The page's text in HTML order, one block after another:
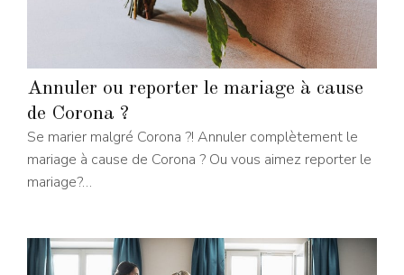
Annuler ou reporter le mariage à cause
de Corona ?
Se marier malgré Corona ?! Annuler complètement le
mariage à cause de Corona ? Ou vous aimez reporter le
mariage?…